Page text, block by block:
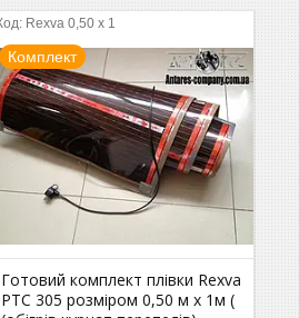
Rexva 0,50 x 1
Комплект
Готовий комплект плівки Rexva
PTC 305 розміром 0,50 м х 1м (